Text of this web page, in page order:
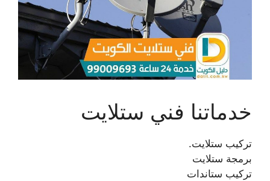
خدماتنا فني ستلايت
تركيب ستلايت.
برمجة ستلايت
تركيب ستاندات